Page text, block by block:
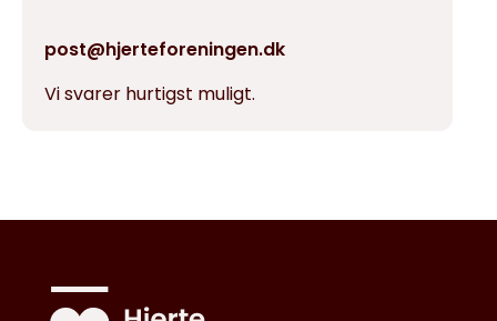
post@hjerteforeningen.dk
Vi svarer hurtigst muligt.